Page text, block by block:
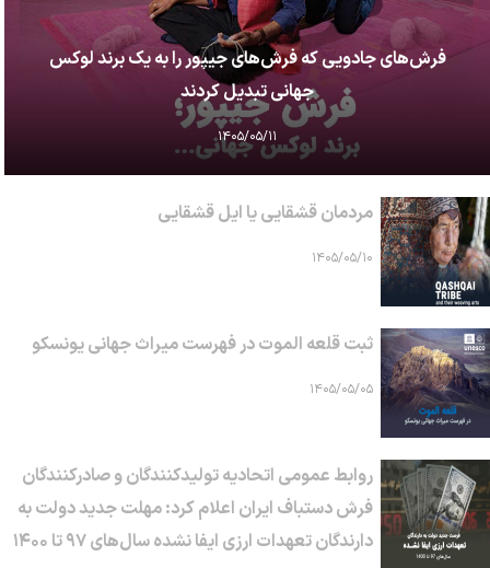
فرش‌های جادویی که فرش‌های جیپور را به یک برند لوکس
جهانی تبدیل کردند
۱۴۰۵/۰۵/۱۱
مردمان قشقایی یا ایل قشقایی
۱۴۰۵/۰۵/۱۰
ثبت قلعه الموت در فهرست میراث جهانی یونسکو
۱۴۰۵/۰۵/۰۵
روابط عمومی اتحادیه تولیدکنندگان و صادرکنندگان
فرش دستباف ایران اعلام کرد: مهلت جدید دولت به
دارندگان تعهدات ارزی ایفا نشده سال‌های ۹۷ تا ۱۴۰۰